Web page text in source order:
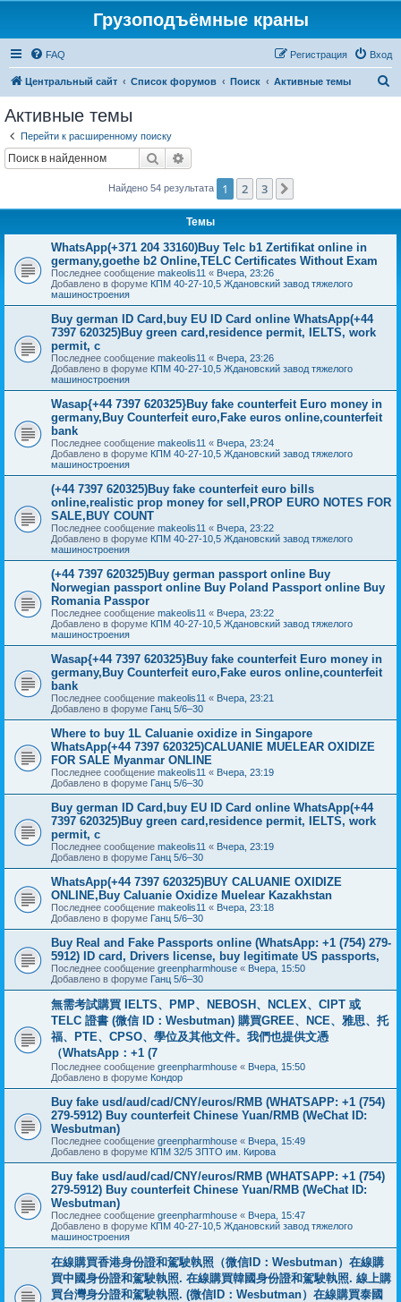
Грузоподъёмные краны
FAQ Вход
Регистрация
Центральный сайт Список форумов Поиск Активные темы
Активные темы
Перейти к расширенному поиску
Поиск
Найдено 54 результата 1 2 3
Темы
WhatsApp(+371 204 33160)Buy Telc b1 Zertifikat online in
germany,goethe b2 Online,TELC Certificates Without Exam
Последнее сообщение makeolis11 « Вчера, 23:26
Добавлено в форуме КПМ 40-27-10,5 Ждановский завод тяжелого
машиностроения
Buy german ID Card,buy EU ID Card online WhatsApp(+44
7397 620325)Buy green card,residence permit, IELTS, work
permit, c
Последнее сообщение makeolis11 « Вчера, 23:26
Добавлено в форуме КПМ 40-27-10,5 Ждановский завод тяжелого
машиностроения
Wasap{+44 7397 620325}Buy fake counterfeit Euro money in
germany,Buy Counterfeit euro,Fake euros online,counterfeit
bank
Последнее сообщение makeolis11 « Вчера, 23:24
Добавлено в форуме КПМ 40-27-10,5 Ждановский завод тяжелого
машиностроения
(+44 7397 620325)Buy fake counterfeit euro bills
online,realistic prop money for sell,PROP EURO NOTES FOR
SALE,BUY COUNT
Последнее сообщение makeolis11 « Вчера, 23:22
Добавлено в форуме КПМ 40-27-10,5 Ждановский завод тяжелого
машиностроения
(+44 7397 620325)Buy german passport online Buy
Norwegian passport online Buy Poland Passport online Buy
Romania Passpor
Последнее сообщение makeolis11 « Вчера, 23:22
Добавлено в форуме КПМ 40-27-10,5 Ждановский завод тяжелого
машиностроения
Wasap{+44 7397 620325}Buy fake counterfeit Euro money in
germany,Buy Counterfeit euro,Fake euros online,counterfeit
bank
Последнее сообщение makeolis11 « Вчера, 23:21
Добавлено в форуме Ганц 5/6–30
Where to buy 1L Caluanie oxidize in Singapore
WhatsApp(+44 7397 620325)CALUANIE MUELEAR OXIDIZE
FOR SALE Myanmar ONLINE
Последнее сообщение makeolis11 « Вчера, 23:19
Добавлено в форуме Ганц 5/6–30
Buy german ID Card,buy EU ID Card online WhatsApp(+44
7397 620325)Buy green card,residence permit, IELTS, work
permit, c
Последнее сообщение makeolis11 « Вчера, 23:19
Добавлено в форуме Ганц 5/6–30
WhatsApp(+44 7397 620325)BUY CALUANIE OXIDIZE
ONLINE,Buy Caluanie Oxidize Muelear Kazakhstan
Последнее сообщение makeolis11 « Вчера, 23:18
Добавлено в форуме Ганц 5/6–30
Buy Real and Fake Passports online (WhatsApp: +1 (754) 279-
5912) ID card, Drivers license, buy legitimate US passports,
Последнее сообщение greenpharmhouse « Вчера, 15:50
Добавлено в форуме Ганц 5/6–30
無需考試購買 IELTS、PMP、NEBOSH、NCLEX、CIPT 或
TELC 證書 (微信 ID：Wesbutman) 購買GREE、NCE、雅思、托
福、PTE、CPSO、學位及其他文件。我們也提供文憑
（WhatsApp：+1 (7
Последнее сообщение greenpharmhouse « Вчера, 15:50
Добавлено в форуме Кондор
Buy fake usd/aud/cad/CNY/euros/RMB (WHATSAPP: +1 (754)
279-5912) Buy counterfeit Chinese Yuan/RMB (WeChat ID:
Wesbutman)
Последнее сообщение greenpharmhouse « Вчера, 15:49
Добавлено в форуме КПМ 32/5 ЗПТО им. Кирова
Buy fake usd/aud/cad/CNY/euros/RMB (WHATSAPP: +1 (754)
279-5912) Buy counterfeit Chinese Yuan/RMB (WeChat ID:
Wesbutman)
Последнее сообщение greenpharmhouse « Вчера, 15:47
Добавлено в форуме КПМ 40-27-10,5 Ждановский завод тяжелого
машиностроения
在線購買香港身份證和駕駛執照（微信ID：Wesbutman）在線購
買中國身份證和駕駛執照. 在線購買韓國身份證和駕駛執照. 線上購
買台灣身分證和駕駛執照. (微信ID：Wesbutman）在線購買泰國